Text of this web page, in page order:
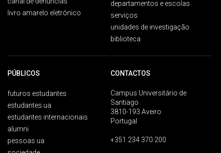
livro amarelo eletrónico
departamentos e escolas
serviços
unidades de investigação
biblioteca
PÚBLICOS
futuros estudantes
estudantes ua
estudantes internacionais
alumni
pessoas ua
CONTACTOS
Campus Universitário de
Santiago
3810-193 Aveiro
Portugal
+351 234 370 200